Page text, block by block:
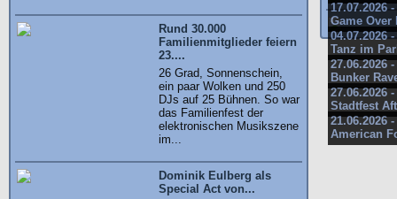
17.07.2026
Game Over
04.07.2026
Tanz im
27.06.2026
Bunker
27.06.2026
Stadtfest
21.06.2026
American
Rund 30.000
Familienmitglieder feiern
23....
26 Grad, Sonnenschein,
ein paar Wolken und 250
DJs auf 25 Bühnen. So war
das Familienfest der
elektronischen Musikszene
im...
Dominik Eulberg als
Special Act von...